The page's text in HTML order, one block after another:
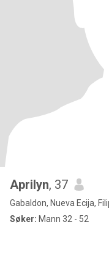
Aprilyn, 37
Gabaldon, Nueva Ecija,
Søker: Mann 32 - 52